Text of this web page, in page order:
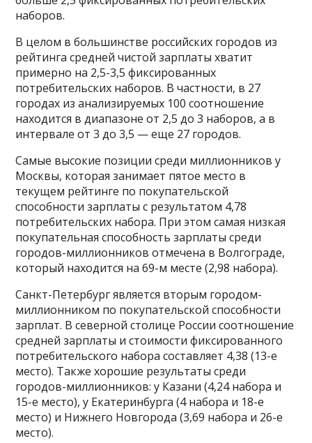
наборов.
В целом в большинстве российских городов из
рейтинга средней чистой зарплаты хватит
примерно на 2,5-3,5 фиксированных
потребительских наборов. В частности, в 27
городах из анализируемых 100 соотношение
находится в диапазоне от 2,5 до 3 наборов, а в
интервале от 3 до 3,5 — еще 27 городов.
Самые высокие позиции среди миллионников у
Москвы, которая занимает пятое место в
текущем рейтинге по покупательской
способности зарплаты с результатом 4,78
потребительских набора. При этом самая низкая
покупательная способность зарплаты среди
городов-миллионников отмечена в Волгограде,
который находится на 69-м месте (2,98 набора).
Санкт-Петербург является вторым городом-
миллионником по покупательской способности
зарплат. В северной столице России соотношение
средней зарплаты и стоимости фиксированного
потребительского набора составляет 4,38 (13-е
место). Также хорошие результаты среди
городов-миллионников: у Казани (4,24 набора и
15-е место), у Екатеринбурга (4 набора и 18-е
место) и Нижнего Новгорода (3,69 набора и 26-е
место).